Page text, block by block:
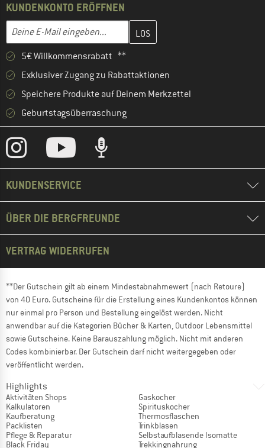
KUNDENKONTO ERÖFFNEN
E-Mail-Adresse
Gib hier deine E-Mail-Adresse ein und erstelle im nächsten
5€ Willkommensrabatt **
Exklusiver Zugang zu Rabattaktionen
Speichere Produkte auf Deinem Merkzettel
Geburtstagsüberraschung
KUNDENSERVICE
ÜBER DIE BERGFREUNDE
VERTRAG WIDERRUFEN
**Der Gutschein gilt ab einem Mindestabnahmewert (nach Retoure)
von 40 Euro. Gutscheine für die Erstellung eines Kundenkontos können
nur einmal pro Person und Bestellung eingelöst werden. Nicht
anwendbar auf die Kategorien Bücher & Karten, Outdoor Lebensmittel
sowie Gutscheine. Keine Barauszahlung möglich. Nicht mit anderen
Codes kombinierbar. Der Gutschein darf nicht weitergegeben oder
veröffentlicht werden.
Highlights
Aktivitäten Shops
Kalkulatoren
Kaufberatung
Packlisten
Pflege & Reparatur
Black Friday
Gaskocher
Spirituskocher
Thermosflaschen
Trinkblasen
Selbstaufblasende Isomatte
Trekkingnahrung